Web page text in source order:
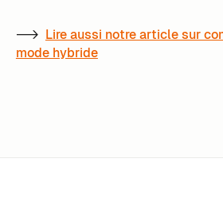
--> Lire aussi notre article sur
mode hybride